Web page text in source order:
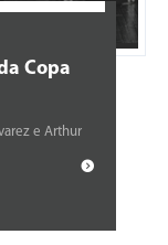
Copa
e Arthur